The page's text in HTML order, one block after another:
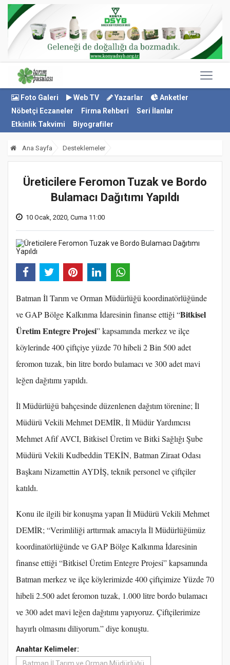
Foto Galeri Web TV Yazarlar
Anketler
Nöbetçi Eczaneler
Firma Rehberi
Seri İlanlar
Etkinlik Takvimi
Biyografiler
Ana Sayfa Desteklemeler
Üreticilere Feromon Tuzak ve Bordo
Bulamacı Dağıtımı Yapıldı
10 Ocak, 2020, Cuma 11:00
Batman İl Tarım ve Orman Müdürlüğü koordinatörlüğünde
ve GAP Bölge Kalkınma İdaresinin finanse ettiği “Bitkisel
Üretim Entegre Projesi” kapsamında merkez ve ilçe
köylerinde 400 çiftçiye yüzde 70 hibeli 2 Bin 500 adet
feromon tuzak, bin litre bordo bulamacı ve 300 adet mavi
leğen dağıtımı yapıldı.
İl Müdürlüğü bahçesinde düzenlenen dağıtım törenine; İl
Müdürü Vekili Mehmet DEMİR, İl Müdür Yardımcısı
Mehmet Afif AVCI, Bitkisel Üretim ve Bitki Sağlığı Şube
Müdürü Vekili Kudbeddin TEKİN, Batman Ziraat Odası
Başkanı Nizamettin AYDİŞ, teknik personel ve çiftçiler
katıldı.
Konu ile ilgili bir konuşma yapan İl Müdürü Vekili Mehmet
DEMİR; “Verimliliği arttırmak amacıyla İl Müdürlüğümüz
koordinatörlüğünde ve GAP Bölge Kalkınma İdaresinin
finanse ettiği “Bitkisel Üretim Entegre Projesi” kapsamında
Batman merkez ve ilçe köylerimizde 400 çiftçimize Yüzde 70
hibeli 2.500 adet feromon tuzak, 1.000 litre bordo bulamacı
ve 300 adet mavi leğen dağıtımı yapıyoruz. Çiftçilerimize
hayırlı olmasını diliyorum.” diye konuştu.
Anahtar Kelimeler: